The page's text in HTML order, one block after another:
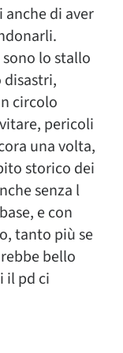
di aver
lo stallo
circolo
pericoli
una volta,
storico dei
senza l
e con
tanto più se
bello
il pd ci